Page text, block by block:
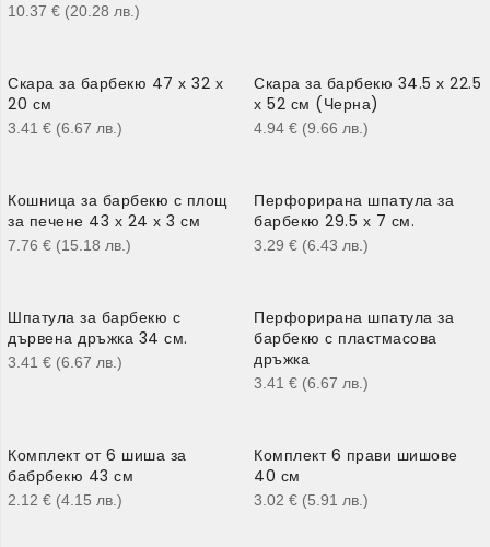
10.37 € (20.28 лв. )
Скара за барбекю 47 х 32 х
20 см
3.41 € (6.67 лв. )
Скара за барбекю 34.5 х 22.5
х 52 см (Черна)
4.94 € (9.66 лв. )
Кошница за барбекю с площ
за печене 43 х 24 х 3 см
7.76 € (15.18 лв. )
Перфорирана шпатула за
барбекю 29.5 х 7 см.
3.29 € (6.43 лв. )
Шпатула за барбекю с
дървена дръжка 34 см.
3.41 € (6.67 лв. )
Перфорирана шпатула за
барбекю с пластмасова
дръжка
3.41 € (6.67 лв. )
Комплект от 6 шиша за
бабрбекю 43 см
2.12 € (4.15 лв. )
Комплект 6 прави шишове
40 см
3.02 € (5.91 лв. )